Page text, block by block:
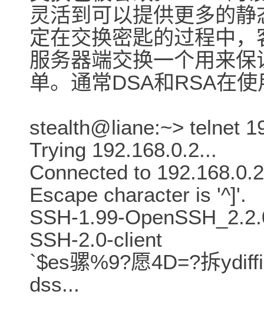
灵活到可以提供更多的
定在交换密匙的过程中，
服务器端交换一个用来
单。通常DSA和RSA在使
stealth@liane:~> telnet
Trying 192.168.0.2...
Connected to
Escape character is '^]'.
SSH-1.99-
SSH-2.0-client
`$es骡%9?愿4D=?拆
dss...